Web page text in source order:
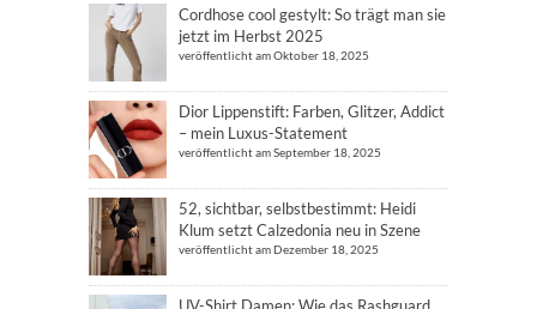
Cordhose cool gestylt: So trägt man sie
jetzt im Herbst 2025
veröffentlicht am Oktober 18, 2025
Dior Lippenstift: Farben, Glitzer, Addict
– mein Luxus-Statement
veröffentlicht am September 18, 2025
52, sichtbar, selbstbestimmt: Heidi
Klum setzt Calzedonia neu in Szene
veröffentlicht am Dezember 18, 2025